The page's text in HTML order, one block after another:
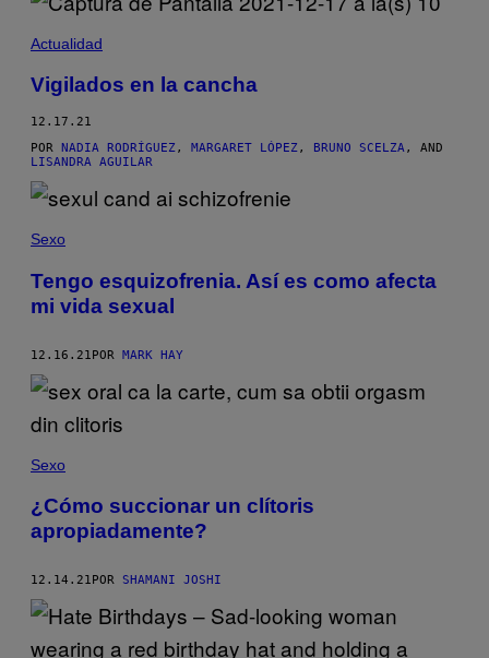
Actualidad
Vigilados en la cancha
12.17.21
POR NADIA RODRÍGUEZ, MARGARET LÓPEZ, BRUNO SCELZA, AND
LISANDRA AGUILAR
Sexo
Tengo esquizofrenia. Así es como afecta
mi vida sexual
12.16.21POR MARK HAY
Sexo
¿Cómo succionar un clítoris
apropiadamente?
12.14.21 POR SHAMANI JOSHI